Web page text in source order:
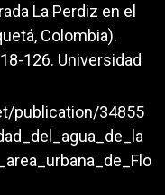
La Perdiz en el
Colombia).
126. Universidad
publication/34855